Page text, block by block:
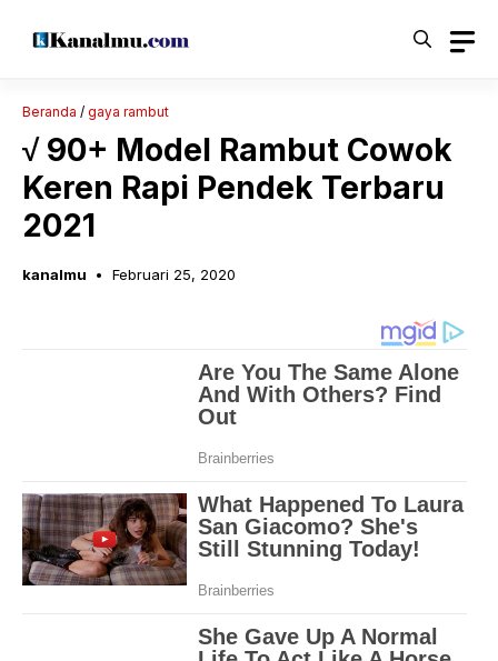
Beranda / gaya rambut
√ 90+ Model Rambut Cowok
Keren Rapi Pendek Terbaru
2021
kanalmu Februari 25, 2020